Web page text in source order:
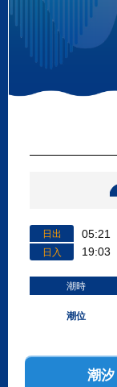
日出 05:21
日入 19:03
潮時
潮位
潮汐